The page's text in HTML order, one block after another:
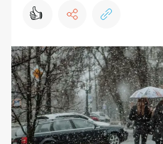
👍